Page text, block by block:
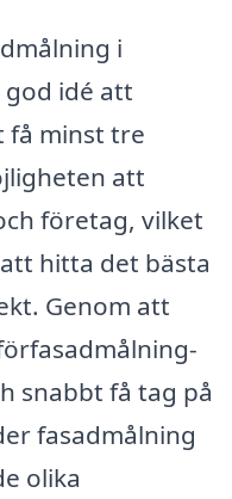
i
god idé att
få minst tre
att
företag, vilket
hitta det bästa
Genom att
snabbt få tag på
fasadmålning
olika